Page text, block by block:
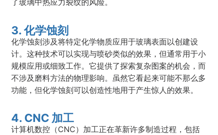
3. 化学蚀刻
化学蚀刻涉及将特定化学物质应用于玻璃表面以创建设
计。这种技术可以实现与喷砂类似的效果，但通常用于小
规模应用或细致工作。它提供了探索复杂图案的机会，而
不涉及磨料方法的物理影响。虽然它看起来可能不那么多
功能，但化学蚀刻可以创造性地用于产生惊人的效果。
4. CNC 加工
计算机数控（CNC）加工正在革新许多制造过程，包括